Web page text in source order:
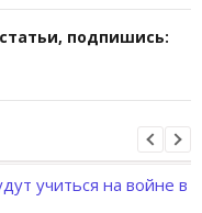
подпишись: